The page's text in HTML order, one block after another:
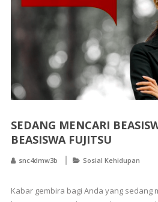
SEDANG MENCARI
BEASISWA FUJITSU
snc4dmw3b Sosial Kehidupan
Kabar gembira bagi Anda yang sedang